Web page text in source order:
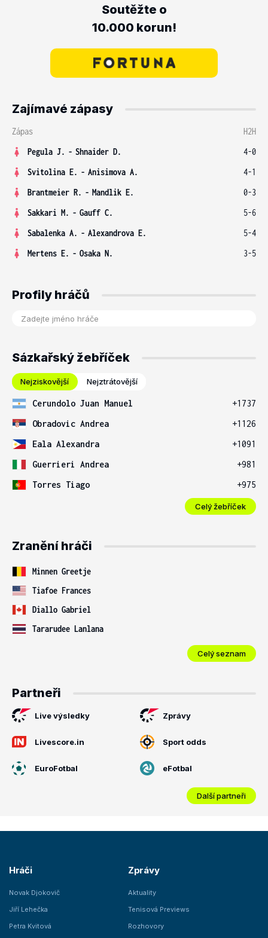
Soutěžte o
10.000 korun!
Zajímavé zápasy
Zápas
H2H
Pegula J. - Shnaider D.
4-0
Svitolina E. - Anisimova A.
4-1
Brantmeier R. - Mandlik E.
0-3
Sakkari M. - Gauff C.
5-6
Sabalenka A. - Alexandrova E.
5-4
Mertens E. - Osaka N. 3-5
Profily hráčů
Sázkařský žebříček
Nejziskovější Nejztrátovější
Cerundolo Juan Manuel
+1737
Obradovic Andrea
+1126
Eala Alexandra
+1091
Guerrieri Andrea
+981
Torres Tiago
+975
Celý žebříček
Zranění hráči
Minnen Greetje
Tiafoe Frances
Diallo Gabriel
Tararudee Lanlana
Celý seznam
Partneři
Live výsledky Zprávy
Livescore.in Sport odds
EuroFotbal eFotbal
Další partneři
Hráči
Novak Djokovič
Jiří Lehečka
Petra Kvitová
Zprávy
Aktuality
Tenisová Previews
Rozhovory